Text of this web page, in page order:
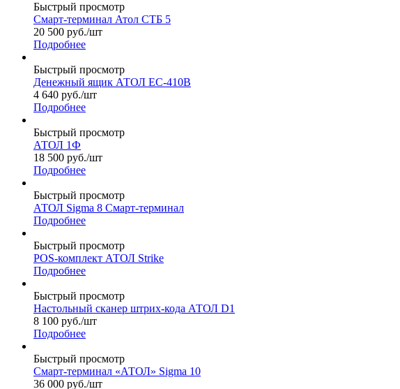
Быстрый просмотр
Смарт-терминал Атол СТБ 5
20 500 руб./шт
Подробнее
Быстрый просмотр
Денежный ящик АТОЛ EC-410B
4 640 руб./шт
Подробнее
Быстрый просмотр
АТОЛ 1Ф
18 500 руб./шт
Подробнее
Быстрый просмотр
АТОЛ Sigma 8 Смарт-терминал
Подробнее
Быстрый просмотр
POS-комплект АТОЛ Strike
Подробнее
Быстрый просмотр
Настольный сканер штрих-кода АТОЛ D1
8 100 руб./шт
Подробнее
Быстрый просмотр
Смарт-терминал «АТОЛ» Sigma 10
36 000 руб./шт